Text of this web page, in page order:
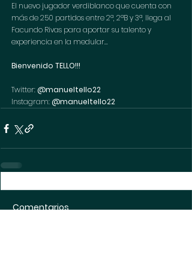
El nuevo jugador verdiblanco que cuenta con
más de 250 partidos entre 2ª, 2ªB y 3ª, llega al
Facundo Rivas para aportar su talento y
experiencia en la medular…
Bienvenido TELLO!!!
Twitter: @manueltello22
Instagram: @manueltello22
Comentarios